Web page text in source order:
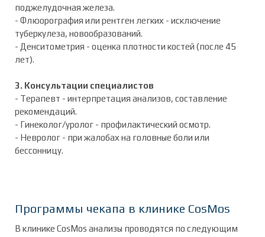
поджелудочная железа.
- Флюорография или рентген легких - исключение
туберкулеза, новообразований.
- Денситометрия - оценка плотности костей (после 45
лет).
3. Консультации специалистов
- Терапевт - интерпретация анализов, составление
рекомендаций.
- Гинеколог/уролог - профилактический осмотр.
- Невролог - при жалобах на головные боли или
бессонницу.
Программы чекапа в клинике CosMos
В клинике CosMos анализы проводятся по следующим